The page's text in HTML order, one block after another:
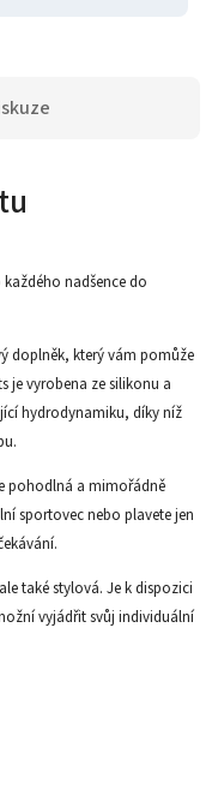
nadšence do
doplněk, který vám pomůže
je vyrobena ze silikonu a
hydrodynamiku, díky níž
pohodlná a mimořádně
sportovec nebo plavete jen
také stylová. Je k dispozici
vyjádřit svůj individuální